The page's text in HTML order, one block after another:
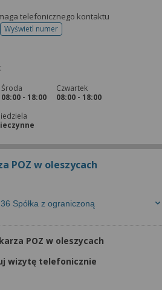
telefonicznego kontaktu
Wyświetl numertelefonu do rejestracji
Środa
08:00 - 18:00
Czwartek
08:00 - 18:00
POZ w oleszycach
POZ w oleszycach
wizytę telefonicznie